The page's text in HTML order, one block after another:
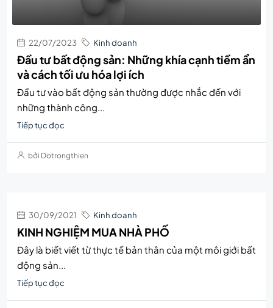
22/07/2023 Kinh doanh
Đầu tư bất động sản: Những khía cạnh tiềm ẩn
và cách tối ưu hóa lợi ích
Đầu tư vào bất động sản thường được nhắc đến với
những thành công...
Tiếp tục đọc
bởi Dotrongthien
30/09/2021 Kinh doanh
KINH NGHIỆM MUA NHÀ PHỐ
Đây là biết viết từ thực tế bản thân của một môi giới bất
động sản...
Tiếp tục đọc